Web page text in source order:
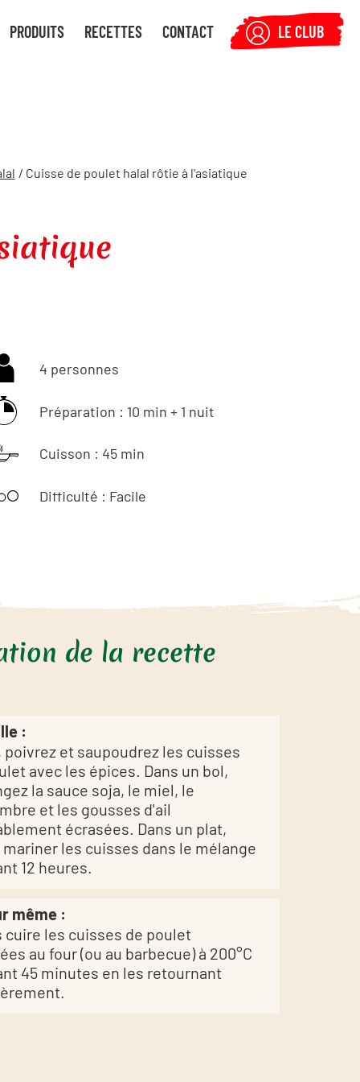
PRODUITS RECETTES CONTACT LE CLUB
/ Cuisse de poulet halal rôtie à l'asiatique
4 personnes
Préparation : 10 min + 1 nuit
Cuisson : 45 min
Difficulté : Facile
de la recette
:
poivrez et saupoudrez les cuisses
avec les épices. Dans un bol,
la sauce soja, le miel, le
et les gousses d'ail
écrasées. Dans un plat,
les cuisses dans le mélange
12 heures.
même :
cuire les cuisses de poulet
au four (ou au barbecue) à 200°C
45 minutes en les retournant